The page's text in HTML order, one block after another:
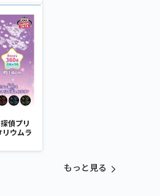
偵プリ
リウムラ
もっと見る